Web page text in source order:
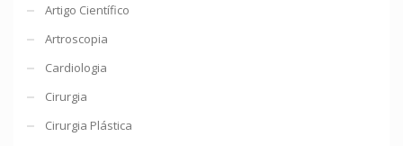
Artigo Científico
Artroscopia
Cardiologia
Cirurgia
Cirurgia Plástica